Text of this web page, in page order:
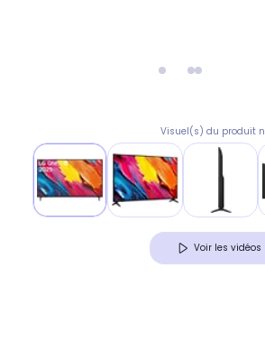
Visuel(s) du produit
Voir les vidéos